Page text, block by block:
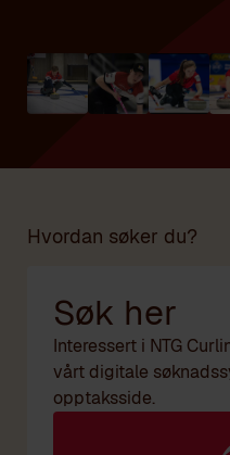
Hvordan søker du?
Søk her
Interessert i NTG
vårt digitale
opptaksside.